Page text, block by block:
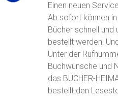
Einen neuen
Ab sofort können
Bücher schnell
bestellt werden!
Unter der
Buchwünsche und
das BÜCHER-
bestellt den